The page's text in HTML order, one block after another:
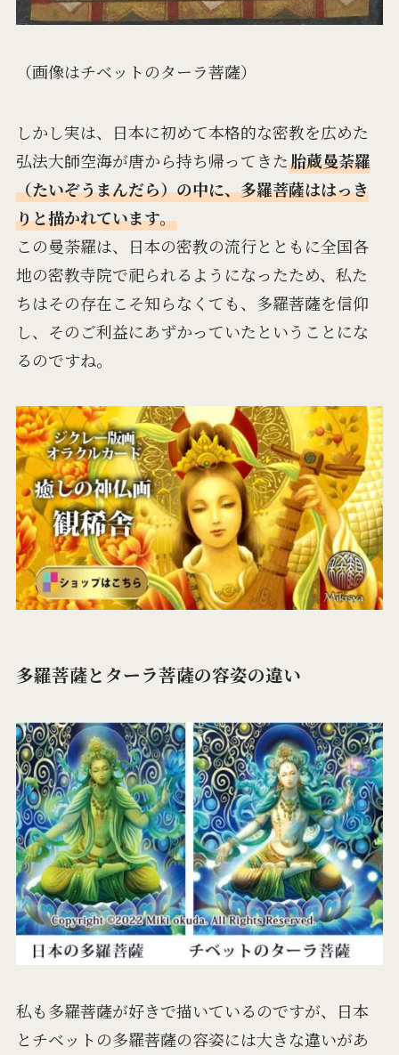
（画像はチベットのターラ菩薩）
しかし実は、日本に初めて本格的な密教を広めた
弘法大師空海が唐から持ち帰ってきた胎蔵曼荼羅
（たいぞうまんだら）の中に、多羅菩薩ははっき
りと描かれています。
この曼荼羅は、日本の密教の流行とともに全国各
地の密教寺院で祀られるようになったため、私た
ちはその存在こそ知らなくても、多羅菩薩を信仰
し、そのご利益にあずかっていたということにな
るのですね。
多羅菩薩とターラ菩薩の容姿の違い
私も多羅菩薩が好きで描いているのですが、日本
とチベットの多羅菩薩の容姿には大きな違いがあ